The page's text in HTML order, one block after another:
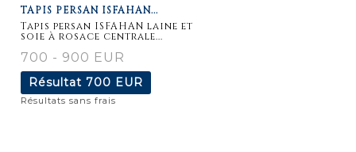
TAPIS PERSAN ISFAHAN...
Tapis persan ISFAHAN laine et
soie à rosace centrale...
700 - 900 EUR
Résultat 700 EUR
Résultats sans frais